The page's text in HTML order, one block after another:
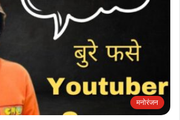
मनोरंजन